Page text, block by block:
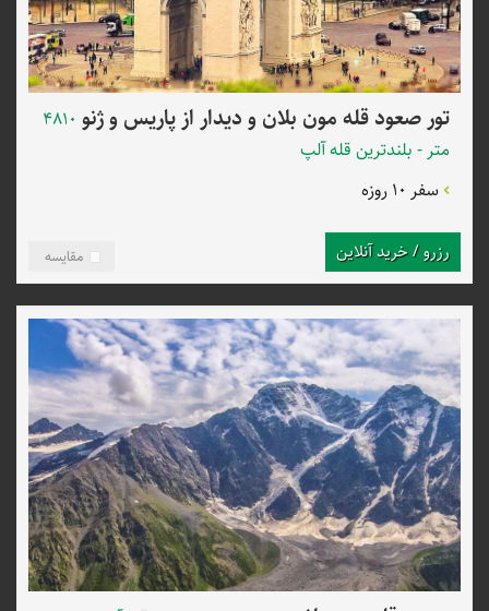
تور صعود قله مون بلان و دیدار از پاریس و ژنو 4810
متر - بلندترین قله آلپ
سفر 10 روزه
مقایسه رزرو / خرید آنلاین